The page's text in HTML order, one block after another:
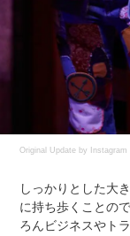
Original Update by Instagram
しっかりとした大
に持ち歩くことの
ろんビジネスやト